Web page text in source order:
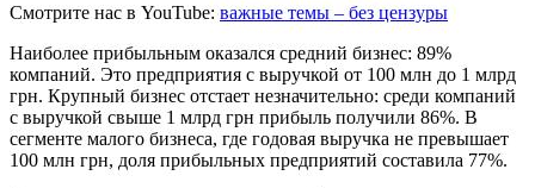
Смотрите нас в YouTube: важные темы – без цензуры
Наиболее прибыльным оказался средний бизнес: 89%
компаний. Это предприятия с выручкой от 100 млн до 1 млрд
грн. Крупный бизнес отстает незначительно: среди компаний
с выручкой свыше 1 млрд грн прибыль получили 86%. В
сегменте малого бизнеса, где годовая выручка не превышает
100 млн грн, доля прибыльных предприятий составила 77%.